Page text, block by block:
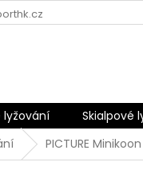
lyžování Skialpové
PICTURE